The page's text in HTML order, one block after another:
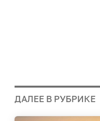
ДАЛЕЕ В РУБРИКЕ